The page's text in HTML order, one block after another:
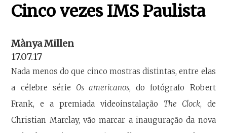
Cinco vezes IMS Paulista
Mànya Millen
17.07.17
Nada menos do que cinco mostras distintas, entre elas
a célebre série Os americanos, do fotógrafo Robert
Frank, e a premiada videoinstalação The Clock, de
Christian Marclay, vão marcar a inauguração da nova